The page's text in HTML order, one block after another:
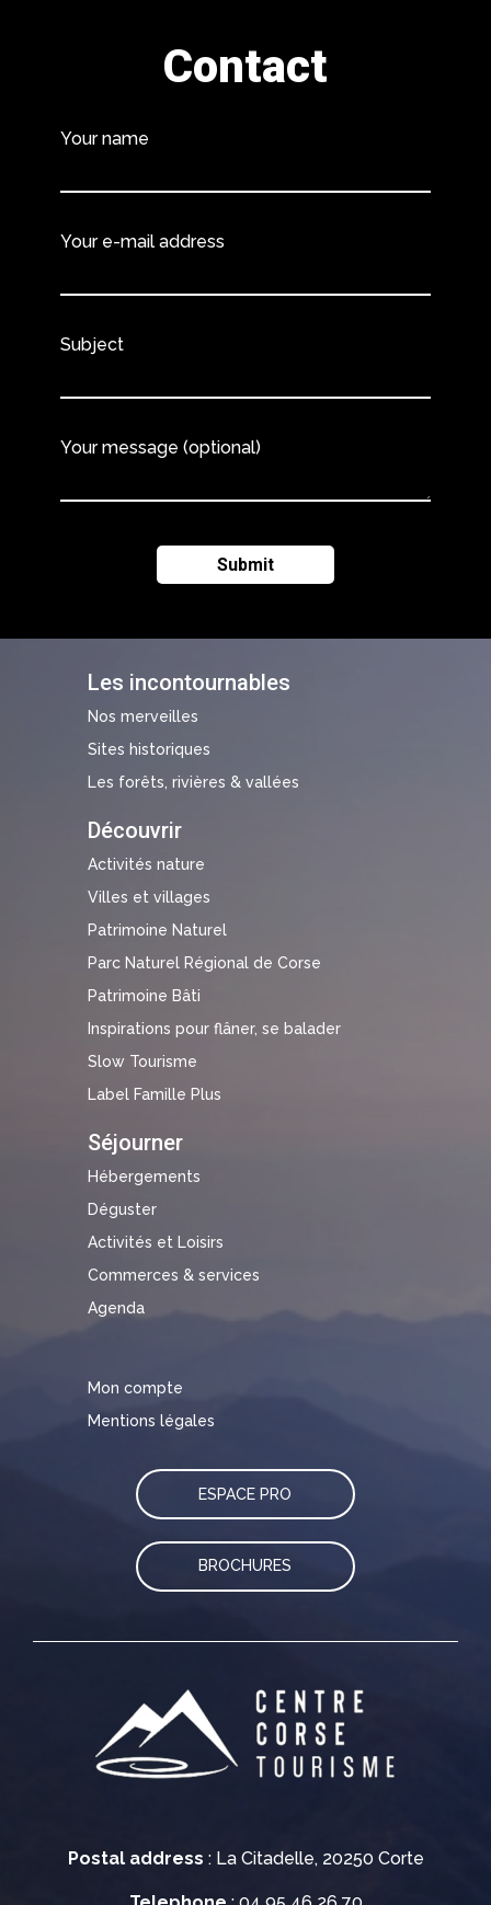
Postal address : La Citadelle, 20250 Corte
Les incontournables
Nos merveilles
Sites historiques
Les forêts, rivières & vallées
Découvrir
Activités nature
Villes et villages
Patrimoine Naturel
Parc Naturel Régional de Corse
Patrimoine Bâti
Inspirations pour flâner, se balader
Slow Tourisme
Label Famille Plus
Séjourner
Hébergements
Déguster
Activités et Loisirs
Commerces & services
Agenda
Mon compte
Mentions légales
ESPACE PRO
BROCHURES
Contact
Your name
Your e-mail address
Subject
Your message (optional)